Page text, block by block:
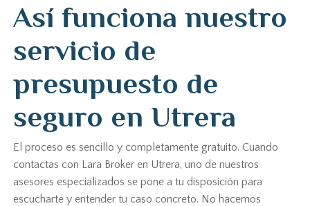
Así funciona nuestro
servicio de
presupuesto de
seguro en Utrera
El proceso es sencillo y completamente gratuito. Cuando
contactas con Lara Broker en Utrera, uno de nuestros
asesores especializados se pone a tu disposición para
escucharte y entender tu caso concreto. No hacemos